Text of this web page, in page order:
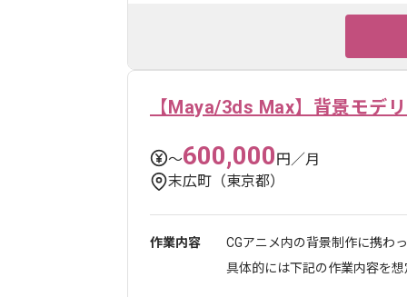
【Maya/3ds Max】背景モデ
〜600,000円／月
末広町（東京都）
作業内容
CGアニメ内の背景制作に携わ
具体的には下記の作業内容を想